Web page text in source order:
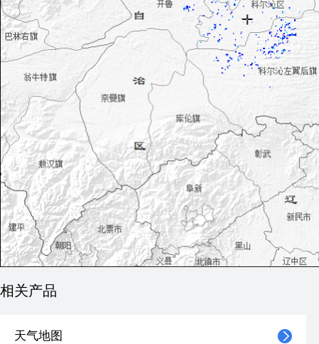
相关产品
天气地图